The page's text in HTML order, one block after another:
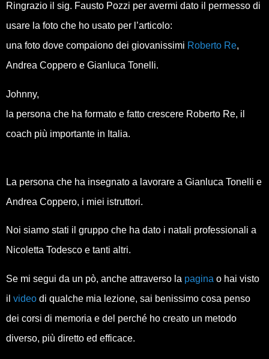
Ringrazio il sig. Fausto Pozzi per avermi dato il permesso di
usare la foto che ho usato per l’articolo:
una foto dove compaiono dei giovanissimi Roberto Re,
Andrea Coppero e Gianluca Tonelli.
Johnny,
la persona che ha formato e fatto crescere Roberto Re, il
coach più importante in Italia.
La persona che ha insegnato a lavorare a Gianluca Tonelli e
Andrea Coppero, i miei istruttori.
Noi siamo stati il gruppo che ha dato i natali professionali a
Nicoletta Todesco e tanti altri.
Se mi segui da un pò, anche attraverso la pagina o hai visto
il video di qualche mia lezione, sai benissimo cosa penso
dei corsi di memoria e del perché ho creato un metodo
diverso, più diretto ed efficace.